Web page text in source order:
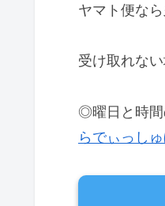
ヤマト便なら
受け取れな
◎曜日と時
らでぃっし